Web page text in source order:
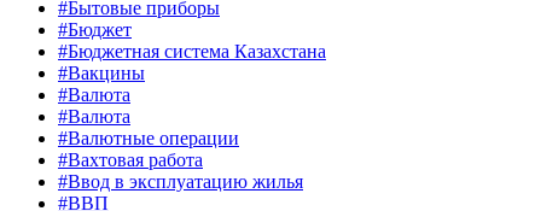
#Бытовые приборы
#Бюджет
#Бюджетная система Казахстана
#Вакцины
#Валюта
#Валюта
#Валютные операции
#Вахтовая работа
#Ввод в эксплуатацию жилья
#ВВП